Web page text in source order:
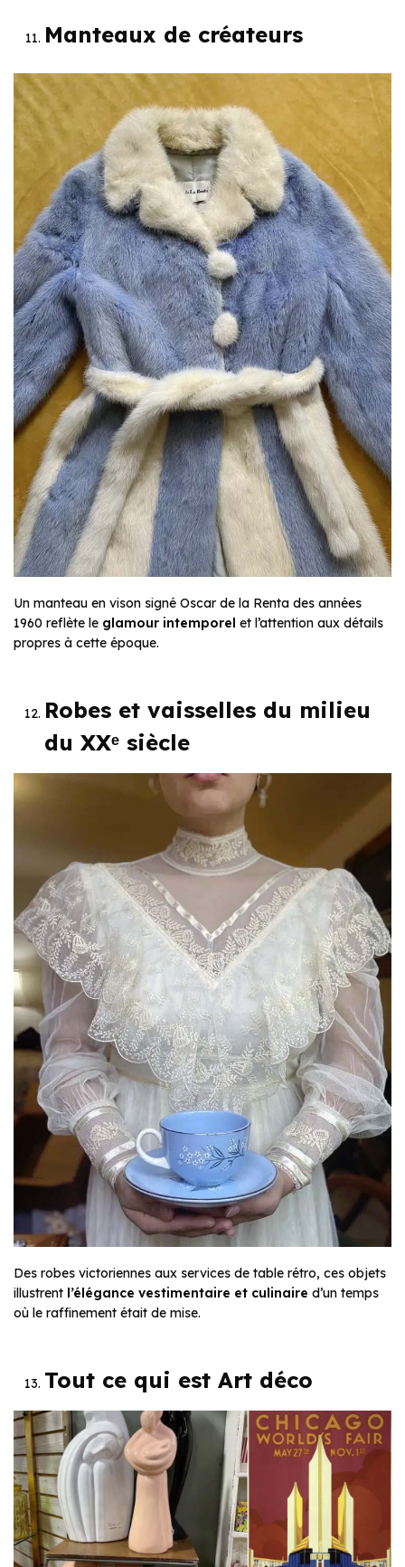
Manteaux de créateurs
Un manteau en vison signé Oscar de la Renta des années
1960 reflète le glamour intemporel et l’attention aux détails
propres à cette époque.
Robes et vaisselles du milieu
du XXᵉ siècle
Des robes victoriennes aux services de table rétro, ces objets
illustrent l’élégance vestimentaire et culinaire d’un temps
où le raffinement était de mise.
Tout ce qui est Art déco